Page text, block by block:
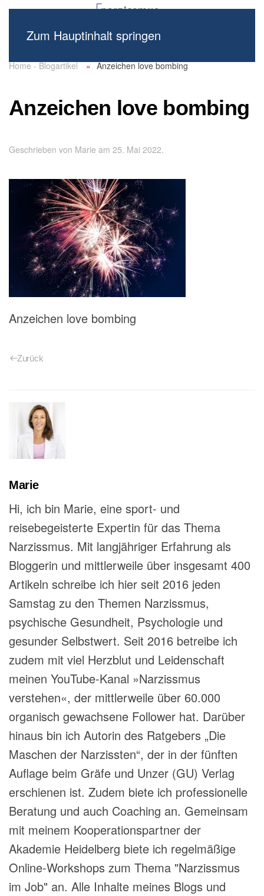
Zum Hauptinhalt springen
Home - Blogartikel Anzeichen love bombing
Anzeichen love bombing
Geschrieben von Marie am 25. Mai 2022.
Anzeichen love bombing
Zurück
Marie
Hi, ich bin Marie, eine sport- und
reisebegeisterte Expertin für das Thema
Narzissmus. Mit langjähriger Erfahrung als
Bloggerin und mittlerweile über insgesamt 400
Artikeln schreibe ich hier seit 2016 jeden
Samstag zu den Themen Narzissmus,
psychische Gesundheit, Psychologie und
gesunder Selbstwert. Seit 2016 betreibe ich
zudem mit viel Herzblut und Leidenschaft
meinen YouTube-Kanal »Narzissmus
verstehen«, der mittlerweile über 60.000
organisch gewachsene Follower hat. Darüber
hinaus bin ich Autorin des Ratgebers „Die
Maschen der Narzissten“, der in der fünften
Auflage beim Gräfe und Unzer (GU) Verlag
erschienen ist. Zudem biete ich professionelle
Beratung und auch Coaching an. Gemeinsam
mit meinem Kooperationspartner der
Akademie Heidelberg biete ich regelmäßige
Online-Workshops zum Thema "Narzissmus
im Job" an. Alle Inhalte meines Blogs und